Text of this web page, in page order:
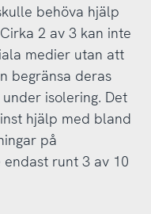
behöva hjälp
2 av 3 kan inte
medier utan att
begränsa deras
isolering. Det
hjälp med bland
på
runt 3 av 10